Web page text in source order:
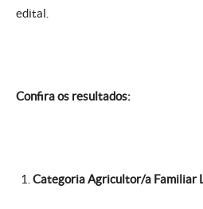
edital.
Confira os resultados:
CategoriaAgricultor/a Familiar